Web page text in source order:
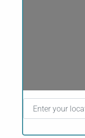
Enter your location